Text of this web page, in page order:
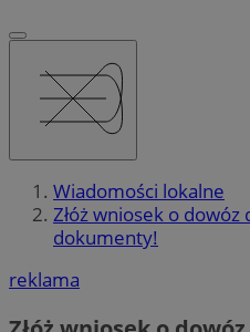
Wiadomości lokalne
Złóż wniosek o dowóz
dokumenty!
reklama